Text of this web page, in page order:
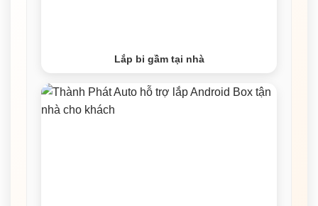
Lắp bi gầm tại nhà